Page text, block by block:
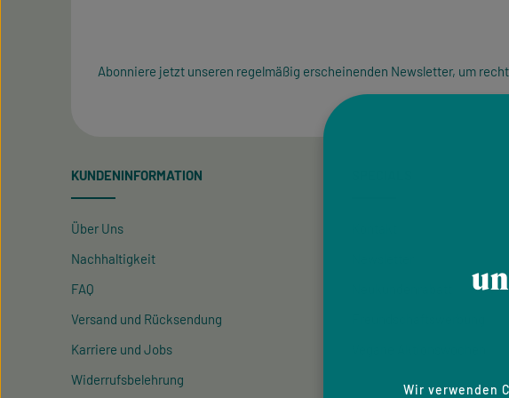
Abonniere jetzt unseren regelmäßig erscheinenden Newsletter, um
KUNDENINFORMATION
Über Uns
Nachhaltigkeit
FAQ
Versand und Rücksendung
Karriere und Jobs
Widerrufsbelehrung
Wir verwenden